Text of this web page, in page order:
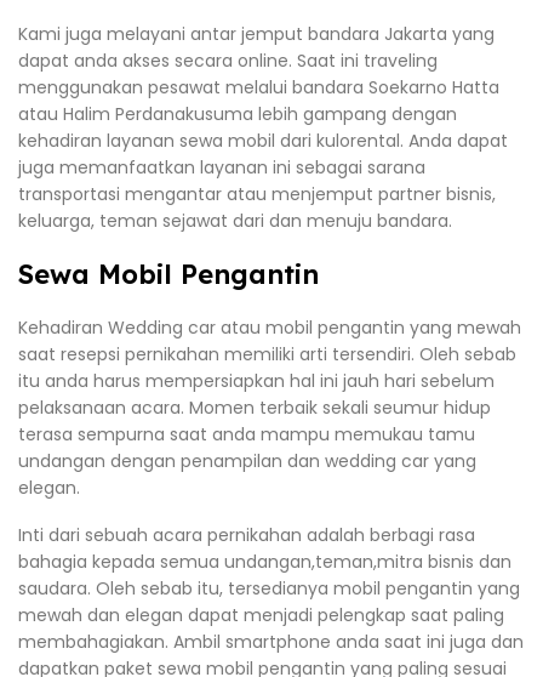
Kami juga melayani antar jemput bandara Jakarta yang
dapat anda akses secara online. Saat ini traveling
menggunakan pesawat melalui bandara Soekarno Hatta
atau Halim Perdanakusuma lebih gampang dengan
kehadiran layanan sewa mobil dari kulorental. Anda dapat
juga memanfaatkan layanan ini sebagai sarana
transportasi mengantar atau menjemput partner bisnis,
keluarga, teman sejawat dari dan menuju bandara.
Sewa Mobil Pengantin
Kehadiran Wedding car atau mobil pengantin yang mewah
saat resepsi pernikahan memiliki arti tersendiri. Oleh sebab
itu anda harus mempersiapkan hal ini jauh hari sebelum
pelaksanaan acara. Momen terbaik sekali seumur hidup
terasa sempurna saat anda mampu memukau tamu
undangan dengan penampilan dan wedding car yang
elegan.
Inti dari sebuah acara pernikahan adalah berbagi rasa
bahagia kepada semua undangan,teman,mitra bisnis dan
saudara. Oleh sebab itu, tersedianya mobil pengantin yang
mewah dan elegan dapat menjadi pelengkap saat paling
membahagiakan. Ambil smartphone anda saat ini juga dan
dapatkan paket sewa mobil pengantin yang paling sesuai